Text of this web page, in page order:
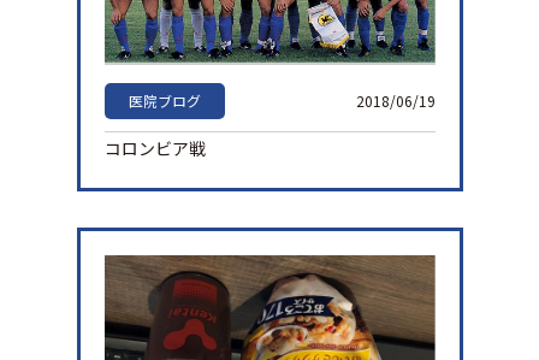
医院ブログ 2018/06/19
コロンビア戦